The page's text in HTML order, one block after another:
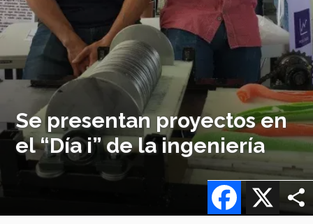
Se presentan proyectos en
el “Día i” de la ingeniería
X
Facebook